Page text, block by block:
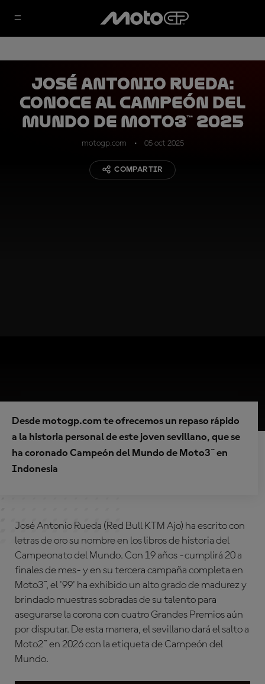
José Antonio Rueda:
Conoce al Campeón del
Mundo de Moto3™ 2025
motogp.com 05 oct 2025
COMPARTIR
Desde motogp.com te ofrecemos un repaso rápido
a la historia personal de este joven sevillano, que se
ha coronado Campeón del Mundo de Moto3™ en
Indonesia
José Antonio Rueda (Red Bull KTM Ajo) ha escrito con
letras de oro su nombre en los libros de historia del
Campeonato del Mundo. Con 19 años -cumplirá 20 a
finales de mes- y en su tercera campaña completa en
Moto3™, el '99' ha exhibido un alto grado de madurez y
brindado muestras sobradas de su talento para
asegurarse la corona con cuatro Grandes Premios aún
por disputar. De esta manera, el sevillano dará el salto a
Moto2™ en 2026 con la etiqueta de Campeón del
Mundo.